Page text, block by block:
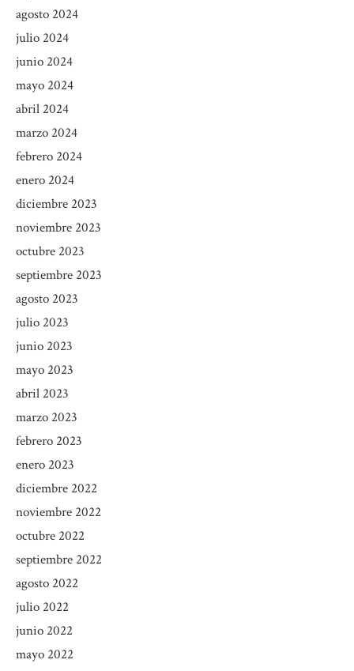
agosto 2024
julio 2024
junio 2024
mayo 2024
abril 2024
marzo 2024
febrero 2024
enero 2024
diciembre 2023
noviembre 2023
octubre 2023
septiembre 2023
agosto 2023
julio 2023
junio 2023
mayo 2023
abril 2023
marzo 2023
febrero 2023
enero 2023
diciembre 2022
noviembre 2022
octubre 2022
septiembre 2022
agosto 2022
julio 2022
junio 2022
mayo 2022